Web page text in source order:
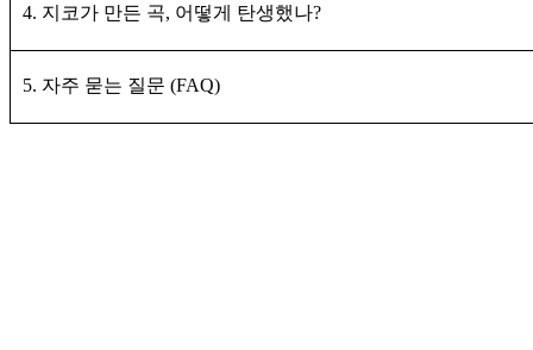
4. 지코가 만든 곡, 어떻게 탄생했나?
5. 자주 묻는 질문 (FAQ)